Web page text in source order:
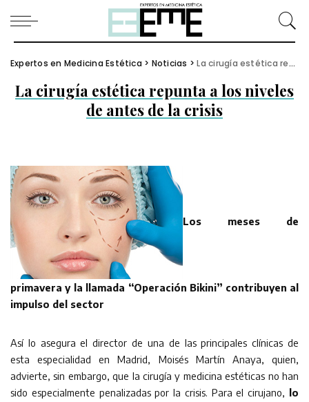
Expertos en Medicina Estética > Noticias >La cirugía estética repunta a los niveles de antes de la crisis
La cirugía estética repunta a los niveles
de antes de la crisis
Los meses de
primavera y la llamada “Operación Bikini” contribuyen al
impulso del sector
Así lo asegura el director de una de las principales clínicas de
esta especialidad en Madrid, Moisés Martín Anaya, quien,
advierte, sin embargo, que la cirugía y medicina estéticas no han
sido especialmente penalizadas por la crisis. Para el cirujano, lo